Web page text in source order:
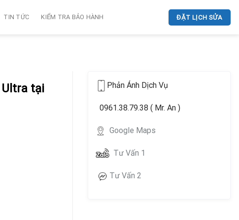
TIN TỨC KIỂM TRA BẢO HÀNH ĐẶT LỊCH SỬA
Ultra tại
Phản Ánh Dịch Vụ
0961.38.79.38 ( Mr. An )
Google Maps
Tư Vấn 1
Tư Vấn 2